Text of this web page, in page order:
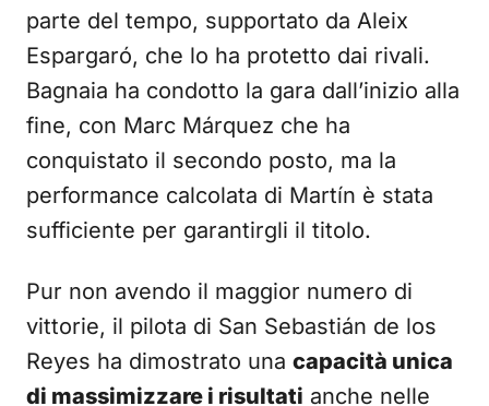
parte del tempo, supportato da Aleix
Espargaró, che lo ha protetto dai rivali.
Bagnaia ha condotto la gara dall’inizio alla
fine, con Marc Márquez che ha
conquistato il secondo posto, ma la
performance calcolata di Martín è stata
sufficiente per garantirgli il titolo.
Pur non avendo il maggior numero di
vittorie, il pilota di San Sebastián de los
Reyes ha dimostrato una capacità unica
di massimizzare i risultati anche nelle